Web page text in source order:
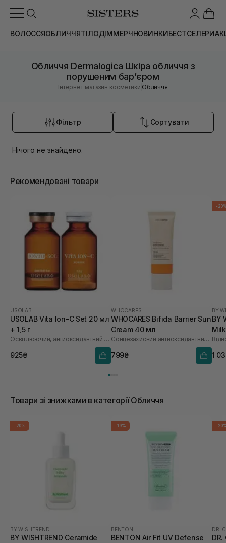
ВОЛОССЯОБЛИЧЧЯТІЛОДІММЕРЧНОВИНКИБЕСТСЕЛЕРИ
Обличчя Dermalogica Шкіра обличчя з
порушеним барʼєром
Інтернет магазин косметики |Обличчя
Фільтр Сортувати
Нічого не знайдено.
Рекомендовані товари
USOLAB
USOLAB Vita Ion-C Set 20 мл
+ 1,5 г
Освітлюючий, антиоксидантний та омолоджуючий набір
925₴
WHOCARES
WHOCARES Bifida Barrier Sun
Cream 40 мл
Сонцезахисний антиоксидантний крем
799₴
-
BY
BY
1
Товари зі знижками в категорії Обличчя
-20%
BY WISHTREND
BY WISHTREND Ceramide
-19%
BENTON
BENTON Air Fit UV Defense
-
DR.
DR.